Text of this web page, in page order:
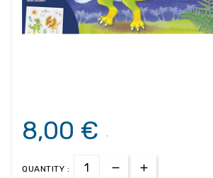
8,00 € .
QUANTITY :